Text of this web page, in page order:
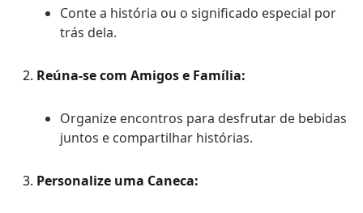
Conte a história ou o significado especial por
trás dela.
Reúna-se com Amigos e Família:
Organize encontros para desfrutar de bebidas
juntos e compartilhar histórias.
Personalize uma Caneca: